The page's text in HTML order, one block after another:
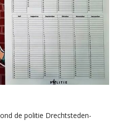
de politie Drechtsteden-